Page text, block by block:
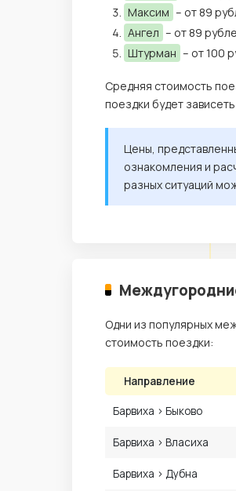
Максим – от 89
Ангел – от 89
Штурман – от 100
Средняя стоимость
поездки будет
Цены,
ознакомления и
разных ситуаций
Одни из популярных
стоимость поездки:
Направление
Барвиха › Быково
Барвиха › Власиха
Барвиха › Дубна